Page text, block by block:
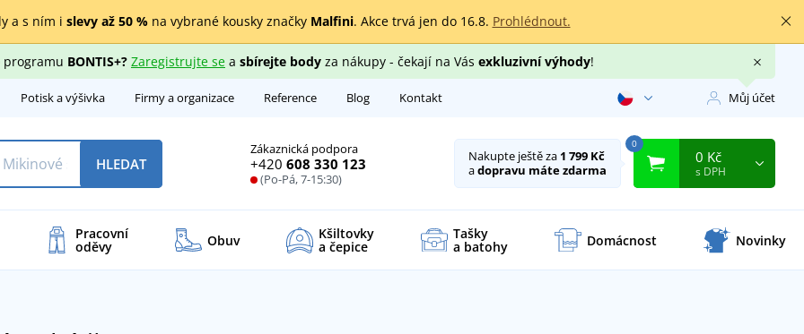
a s ním i slevy až 50 %na vybrané kousky značky Malfini. Akce trvá jen do 16.8. Prohlédnout.
programu BONTIS+? Zaregistrujte sea sbírejte bodyza nákupy - čekají na Vás exkluzivní výhody!
Potisk a výšivka Firmy a organizace Reference Blog Kontakt Můj účet
Zákaznická podpora
+420 608 330 123
(Po-Pá, 7-15:30)
HLEDAT Nakupte ještě za 1 799 Kč
adopravu máte zdarma
0
0 Kč
s DPH
Pracovní
oděvy Obuv Kšiltovky
a čepice
Tašky
a batohy Domácnost Novinky